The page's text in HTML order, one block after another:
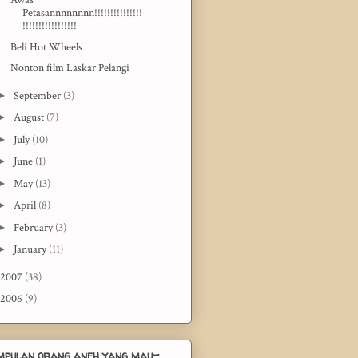
Petasannnnnnnn!!!!!!!!!!!!!!!
!!!!!!!!!!!!!!!!!
Beli Hot Wheels
Nonton film Laskar Pelangi
September (3)
August (7)
July(10)
June (1)
May(13)
April (8)
February(3)
January(11)
2007 (38)
2006 (9)